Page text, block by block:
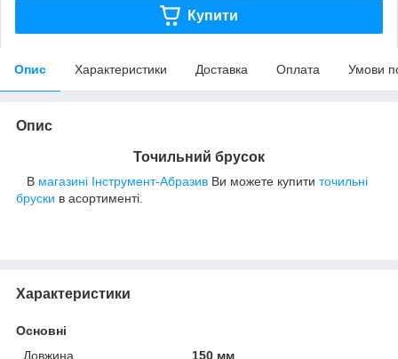
Купити
Опис Характеристики Доставка Оплата Умови
Опис
Точильний брусок
В магазині Інструмент-Абразив Ви можете купити точильні
бруски в асортименті.
Характеристики
Основні
Довжина
150 мм